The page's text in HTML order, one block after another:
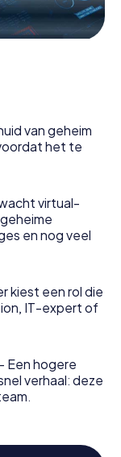
naar je toe.
In
jouw daden
Nokia en krijg
game van
persoonlijke
Nokia in een
van geheim
het te
virtual-
en nog veel
kiest een rol die
IT-expert of
Een hogere
verhaal: deze